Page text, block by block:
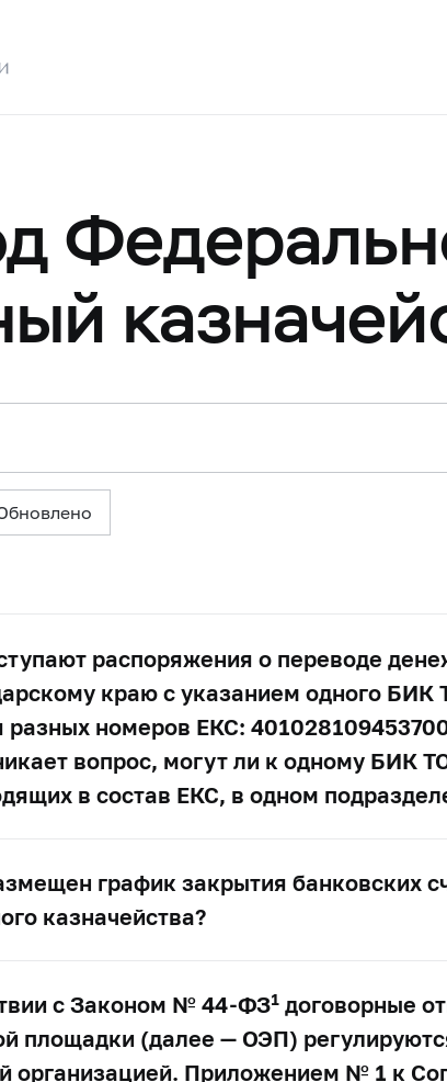
распоряжения о переводе
краю с указанием одного
разных номеров ЕКС:
вопрос, могут ли к одному БИК
в состав ЕКС, в одном
график закрытия банковских
казначейства?
с Законом № 44-ФЗ1 договорные
площадки (далее — ОЭП)
организацией. Приложением № 1 к